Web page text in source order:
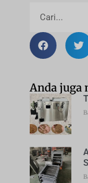
Anda juga